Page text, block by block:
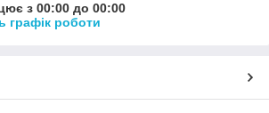
з 00:00 до 00:00
графік роботи